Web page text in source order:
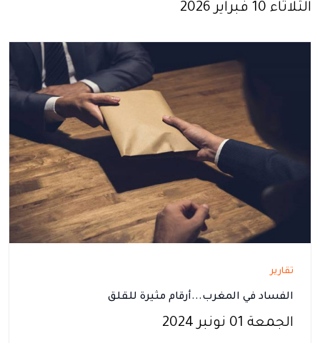
الثلاثاء 10 فبراير 2026
تقارير
الفساد في المغرب...أرقام مثيرة للقلق
الجمعة 01 نونبر 2024